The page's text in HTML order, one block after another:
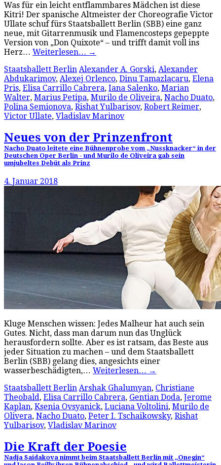
Was für ein leicht entflammbares Mädchen ist diese
Kitri! Der spanische Altmeister der Choreografie Victor
Ullate schuf fürs Staatsballett Berlin (SBB) eine ganz
neue, mit Gitarrenmusik und Flamencosteps gepeppte
Version von „Don Quixote“ – und trifft damit voll ins
Herz… Weiterlesen… →
Staatsballett Berlin Alexander A. Gorski, Alexander
Abdukarimov, Alexej Orlenco, Dinu Tamazlacaru, Elena
Pris, Elisa Carrillo Cabrera, Iana Salenko, Marian
Walter, Marius Petipa, Murilo de Oliveira, Nacho Duato,
Polina Semionova, Rishat Yulbarisov, Robert Reimer,
Victor Ullate, Vladislav Marinov
Neues von der Prinzenfront
Nacho Duato leitete eine Bühnenprobe vom „Nussknacker“ in der
Deutschen Oper Berlin - und Murilo de Oliveira gab sein
umjubeltes Debüt als Prinz
4. Januar 2018
Kluge Menschen wissen: Jedes Malheur hat auch sein
Gutes. Nicht, dass man darum nun das Unglück
herausfordern sollte. Aber es ist ratsam, das Beste aus
jeder Situation zu machen – und dem Staatsballett
Berlin (SBB) gelang dies, angesichts einer
wasserbeschädigten,… Weiterlesen… →
Staatsballett Berlin Arshak Ghalumyan, Christiane
Theobald, Elisa Carrillo Cabrera, Gentian Doda, Jerome
Kaplan, Ksenia Ovsyanick, Luciana Voltolini, Murilo de
Olivera, Nacho Duato, Peter I. Tschaikowsky, Rishat
Yulbarisov, Vladislav Marinov
Die Kraft der Poesie
Nadja Saidakova nimmt beim Staatsballett Berlin mit „Onegin“